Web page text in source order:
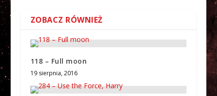
ZOBACZ RÓWNIEŻ
118 – Full moon
19 sierpnia, 2016